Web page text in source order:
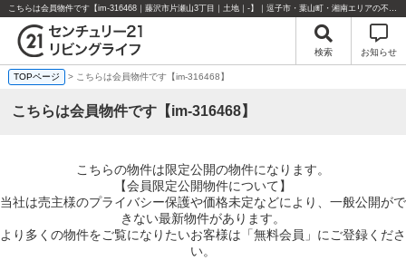
こちらは会員物件です【im-316468｜藤沢市片瀬山3丁目｜土地｜-】｜逗子市・葉山町・湘南エリアの不動産のことならセンチュリー21リビングライフにお任せください！
検索 お知らせ
TOPページ > こちらは会員物件です【im-316468】
こちらは会員物件です【im-316468】
こちらの物件は限定公開の物件になります。
【会員限定公開物件について】
当社は売主様のプライバシー保護や価格未定などにより、一般公開がで
きない最新物件があります。
より多くの物件をご覧になりたいお客様は「無料会員」にご登録くださ
い。